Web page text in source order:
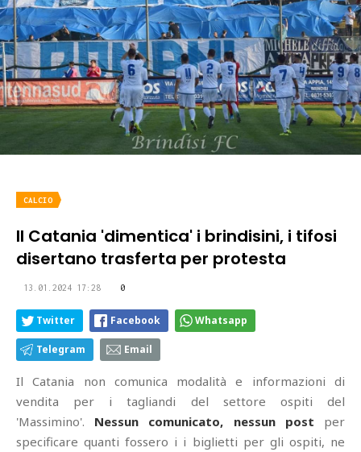
CALCIO
Il Catania 'dimentica' i brindisini, i tifosi
disertano trasferta per protesta
13.01.2024 17:28 0
Twitter Facebook Whatsapp
Telegram Email
Il Catania non comunica modalità e informazioni di
vendita per i tagliandi del settore ospiti del
'Massimino'. Nessun comunicato, nessun post per
specificare quanti fossero i i biglietti per gli ospiti, ne